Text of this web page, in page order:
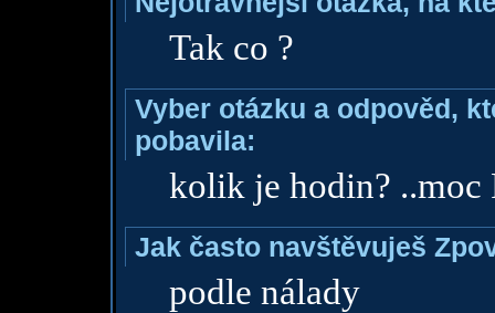
Tak co ?
Vyber otázku a odpověd,
pobavila:
kolik je hodin? ..moc
Jak často navštěvuješ
podle nálady